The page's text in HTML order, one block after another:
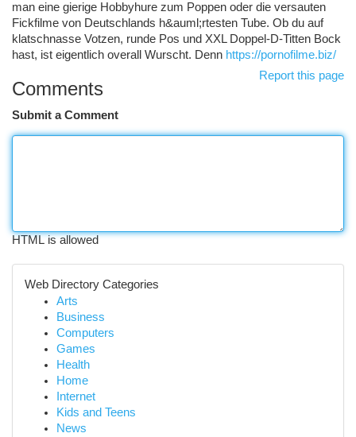
man eine gierige Hobbyhure zum Poppen oder die versauten
Fickfilme von Deutschlands h&auml;rtesten Tube. Ob du auf
klatschnasse Votzen, runde Pos und XXL Doppel-D-Titten Bock
hast, ist eigentlich overall Wurscht. Denn https://pornofilme.biz/
Report this page
Comments
Submit a Comment
HTML is allowed
Web Directory Categories
Arts
Business
Computers
Games
Health
Home
Internet
Kids and Teens
News